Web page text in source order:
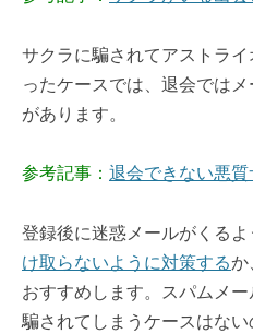
サクラに騙されてアストラ
ったケースでは、退会では
があります。
参考記事： 退会できない悪質
登録後に迷惑メールがくるよ
け取らないように対策するか
おすすめします。スパムメ
騙されてしまうケースはない